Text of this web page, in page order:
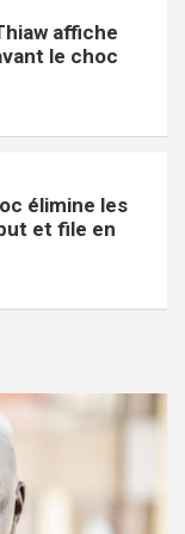
affiche
le choc
élimine les
et file en